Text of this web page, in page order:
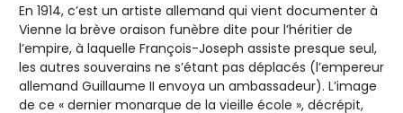
En 1914, c’est un artiste allemand qui vient documenter à
Vienne la brève oraison funèbre dite pour l’héritier de
l’empire, à laquelle François-Joseph assiste presque seul,
les autres souverains ne s’étant pas déplacés (l’empereur
allemand Guillaume II envoya un ambassadeur). L’image
de ce « dernier monarque de la vieille école », décrépit,